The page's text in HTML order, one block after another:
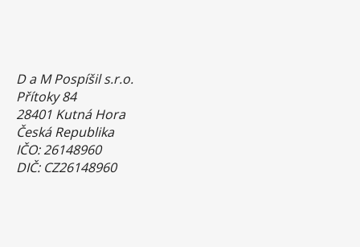
D a M Pospíšil s.r.o.
Přítoky 84
28401 Kutná Hora
Česká Republika
IČO: 26148960
DIČ: CZ26148960